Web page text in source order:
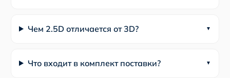
Чем 2.5D отличается от 3D?
Что входит в комплект поставки?